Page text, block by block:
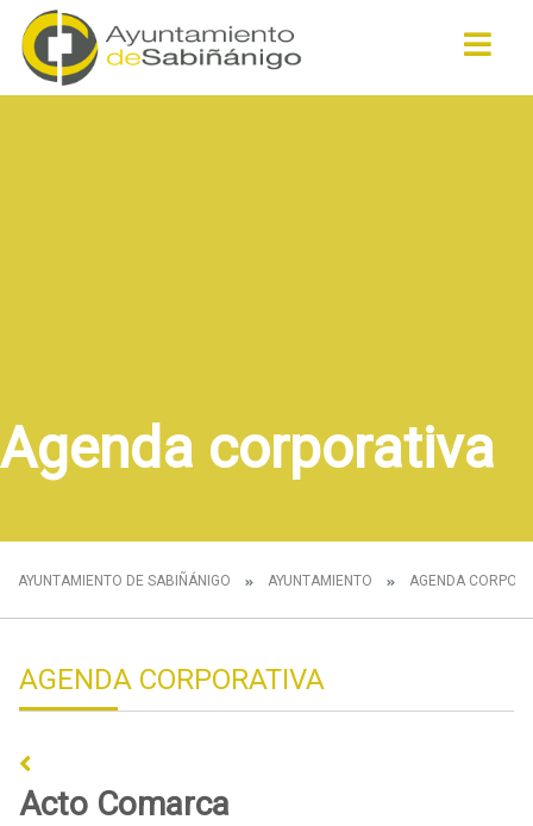
Agenda corporativa
AYUNTAMIENTO DE SABIÑÁNIGO AYUNTAMIENTO AGENDA
AGENDA CORPORATIVA
Acto Comarca